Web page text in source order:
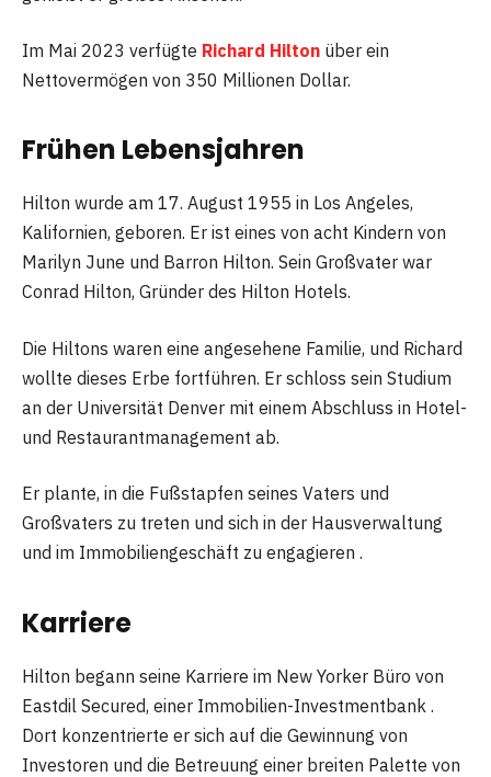
Im Mai 2023 verfügte Richard Hilton über ein
Nettovermögen von 350 Millionen Dollar.
Frühen Lebensjahren
Hilton wurde am 17. August 1955 in Los Angeles,
Kalifornien, geboren. Er ist eines von acht Kindern von
Marilyn June und Barron Hilton. Sein Großvater war
Conrad Hilton, Gründer des Hilton Hotels.
Die Hiltons waren eine angesehene Familie, und Richard
wollte dieses Erbe fortführen. Er schloss sein Studium
an der Universität Denver mit einem Abschluss in Hotel-
und Restaurantmanagement ab.
Er plante, in die Fußstapfen seines Vaters und
Großvaters zu treten und sich in der Hausverwaltung
und im Immobiliengeschäft zu engagieren .
Karriere
Hilton begann seine Karriere im New Yorker Büro von
Eastdil Secured, einer Immobilien-Investmentbank .
Dort konzentrierte er sich auf die Gewinnung von
Investoren und die Betreuung einer breiten Palette von